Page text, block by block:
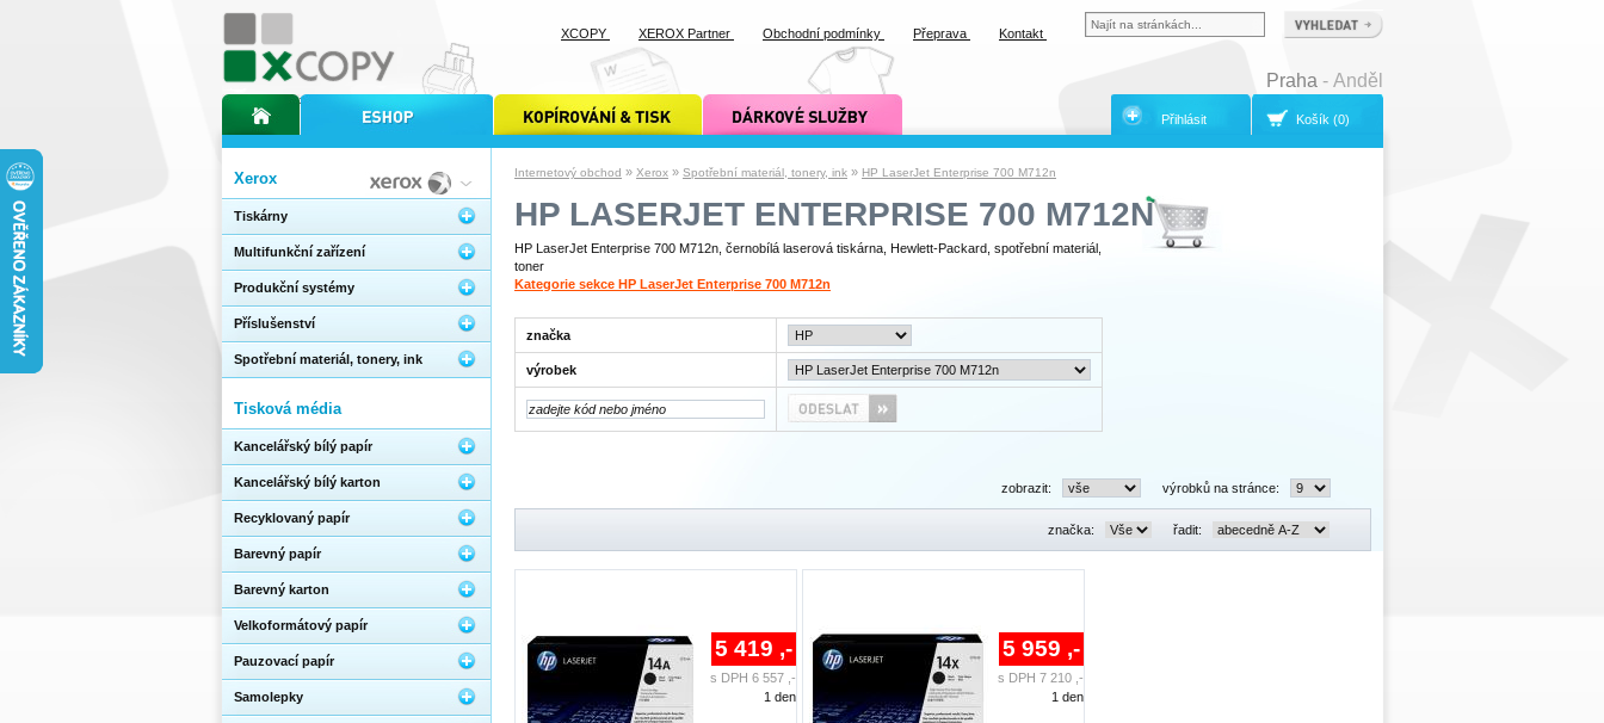
Internetový obchod » Xerox » Spotřební materiál, tonery, ink » HP LaserJet Enterprise 700 M712n
HP LASERJET ENTERPRISE 700 M712N
HP LaserJet Enterprise 700 M712n, černobílá laserová tiskárna, Hewlett-Packard, spotřební materiál,
toner
Kategorie sekce HP LaserJet Enterprise 700 M712n
značka
výrobek
zobrazit: výrobků na stránce:
značka: řadit:
5 419 ,-
s DPH 6 557 ,-
1 den
5 959 ,-
s DPH 7 210 ,-
1 den
Xerox
Tiskárny
Multifunkční zařízení
Produkční systémy
Příslušenství
Spotřební materiál, tonery, ink
Tisková média
Kancelářský bílý papír
Kancelářský bílý karton
Recyklovaný papír
Barevný papír
Barevný karton
Velkoformátový papír
Pauzovací papír
Samolepky
úvodní stránka xcopyinternetový obchod xcopy kopírování a tisk xcopy dárkové služby xcopy
XCOPY XEROX Partner Obchodní podmínky Přeprava Kontakt
Praha - Anděl
Košík (0)
Přihlásit